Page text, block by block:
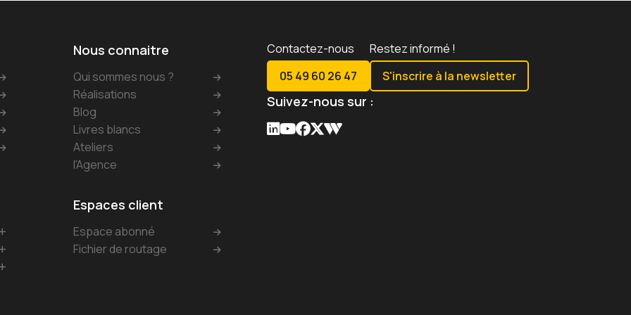
Nous connaitre
Qui sommes nous ?
Réalisations
Blog
Livres blancs
Ateliers
l'Agence
Espaces client
Espace abonné
Fichier de routage
Contactez-nous
05 49 60 26 47
Restez informé !
S'inscrire à la newsletter
Suivez-nous sur :